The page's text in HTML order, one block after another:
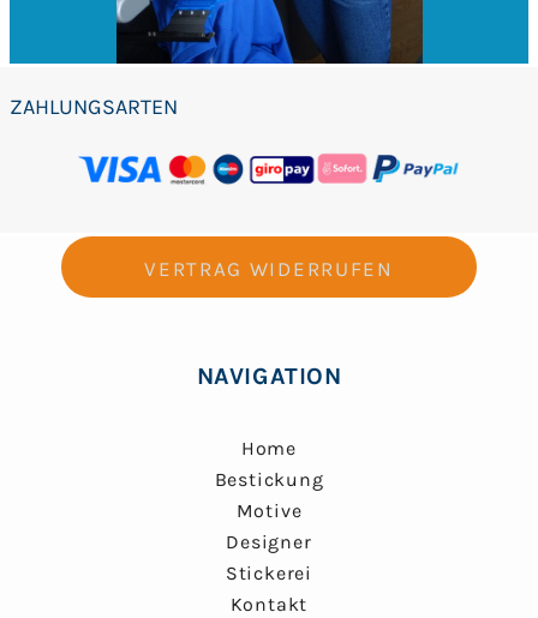
ZAHLUNGSARTEN
VERTRAG WIDERRUFEN
NAVIGATION
Home
Bestickung
Motive
Designer
Stickerei
Kontakt